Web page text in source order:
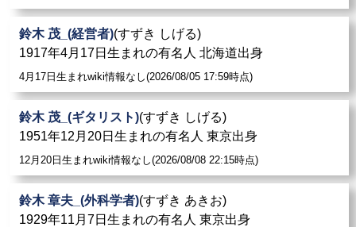
鈴木 茂_(経営者)(すずき しげる)
1917年4月17日生まれの有名人 北海道出身
4月17日生まれwiki情報なし(2026/08/05 17:59時点)
鈴木 茂_(ギタリスト)(すずき しげる)
1951年12月20日生まれの有名人 東京出身
12月20日生まれwiki情報なし(2026/08/08 22:15時点)
鈴木 章夫_(外科学者)(すずき あきお)
1929年11月7日生まれの有名人 東京出身